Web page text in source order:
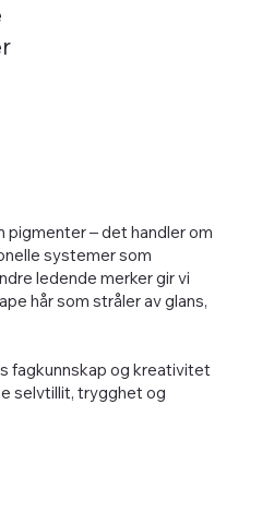
pigmenter – det handler om
systemer som
ledende merker gir vi
hår som stråler av glans,
fagkunnskap og kreativitet
selvtillit, trygghet og